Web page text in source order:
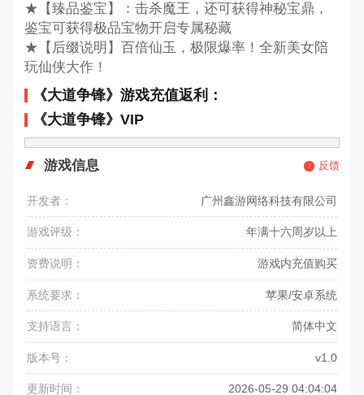
★【臻品鉴宝】：击杀魔王，还可获得神秘宝鼎，
鉴宝可获得极品宝物开启专属秘藏
★【后缀说明】百倍仙玉，极限爆率！全新美女陪
玩仙侠大作！
《大道争锋》游戏充值返利：
《大道争锋》VIP
游戏信息 反馈
开发者： 广州鑫游网络科技有限公司
游戏评级： 年满十六周岁以上
资费说明： 游戏内充值购买
系统要求： 苹果/安卓系统
支持语言： 简体中文
版本号： v1.0
更新时间： 2026-05-29 04:04:04